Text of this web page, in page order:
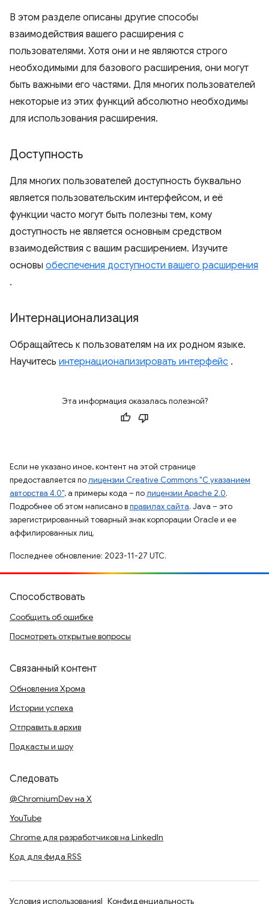
В этом разделе описаны другие способы
взаимодействия вашего расширения с
пользователями. Хотя они и не являются строго
необходимыми для базового расширения, они могут
быть важными его частями. Для многих пользователей
некоторые из этих функций абсолютно необходимы
для использования расширения.
Доступность
Для многих пользователей доступность буквально
является пользовательским интерфейсом, и её
функции часто могут быть полезны тем, кому
доступность не является основным средством
взаимодействия с вашим расширением. Изучите
основы обеспечения доступности вашего расширения
.
Интернационализация
Обращайтесь к пользователям на их родном языке.
Научитесь интернационализировать интерфейс .
Эта информация оказалась полезной?
Если не указано иное, контент на этой странице
предоставляется полицензии Creative Commons "С указанием
авторства 4.0", а примеры кода – полицензии Apache 2.0.
Подробнее об этом написано вправилах сайта. Java – это
зарегистрированный товарный знак корпорации Oracle и ее
аффилированных лиц.
Последнее обновление: 2023-11-27 UTC.
Способствовать
Сообщить об ошибке
Посмотреть открытые вопросы
Связанный контент
Обновления Хрома
Истории успеха
Отправить в архив
Подкасты и шоу
Следовать
@ChromiumDev на X
YouTube
Chrome для разработчиков на LinkedIn
Код для фида RSS
Условия использования Конфиденциальность